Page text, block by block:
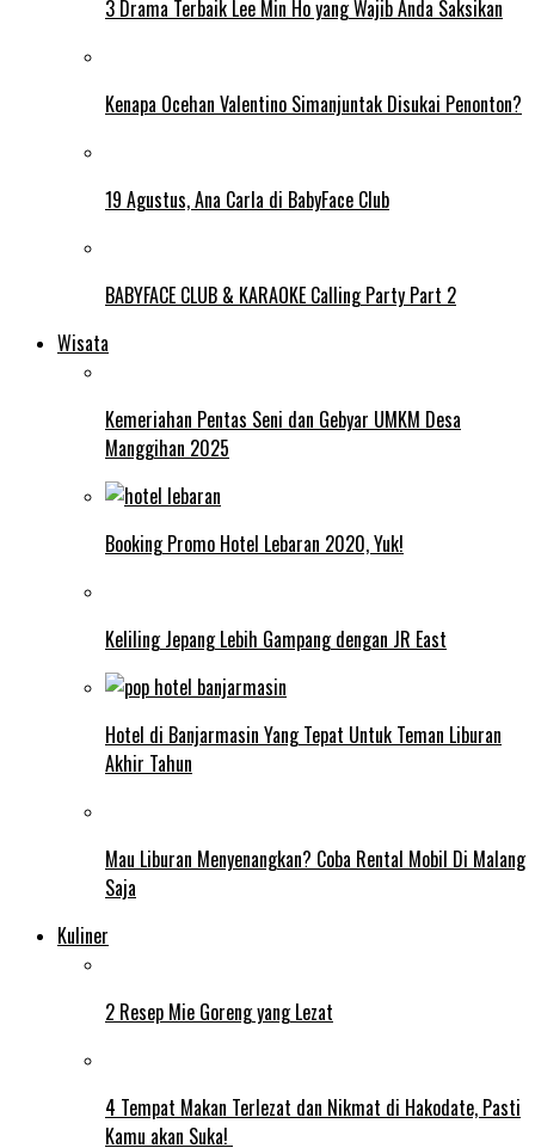
3 Drama Terbaik Lee Min Ho yang Wajib Anda Saksikan
Kenapa Ocehan Valentino Simanjuntak Disukai Penonton?
19 Agustus, Ana Carla di BabyFace Club
BABYFACE CLUB & KARAOKE Calling Party Part 2
Wisata
Kemeriahan Pentas Seni dan Gebyar UMKM Desa
Manggihan 2025
Booking Promo Hotel Lebaran 2020, Yuk!
Keliling Jepang Lebih Gampang dengan JR East
Hotel di Banjarmasin Yang Tepat Untuk Teman Liburan
Akhir Tahun
Mau Liburan Menyenangkan? Coba Rental Mobil Di Malang
Saja
Kuliner
2 Resep Mie Goreng yang Lezat
4 Tempat Makan Terlezat dan Nikmat di Hakodate, Pasti
Kamu akan Suka!